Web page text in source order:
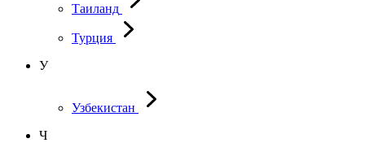
Таиланд
Турция
У
Узбекистан
Ч